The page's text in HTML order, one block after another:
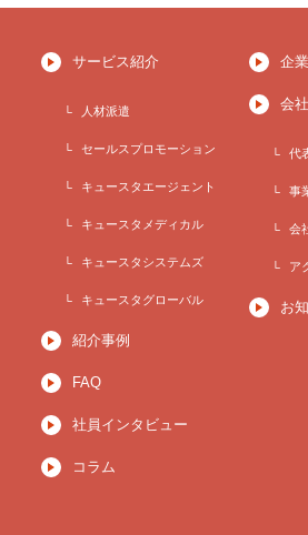
サービス紹介
人材派遣
セールスプロモーション
キュースタエージェント
キュースタメディカル
キュースタシステムズ
キュースタグローバル
紹介事例
FAQ
社員インタビュー
コラム
企
会
代
事
会
ア
お